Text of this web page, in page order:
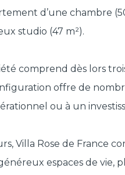
d’une chambre
studio (47 m²).
comprend dès lors
offre de
ou à un
Villa Rose de France
espaces de vie,